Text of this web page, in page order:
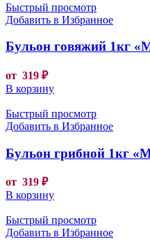
Быстрый просмотр
Добавить в Избранное
Бульон говяжий 1кг
от 319 ₽
В корзину
Быстрый просмотр
Добавить в Избранное
Бульон грибной 1кг
от 319 ₽
В корзину
Быстрый просмотр
Добавить в Избранное